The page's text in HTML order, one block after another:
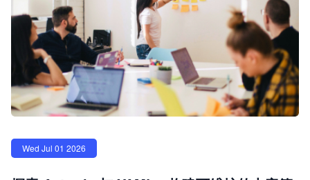
Wed Jul 01 2026